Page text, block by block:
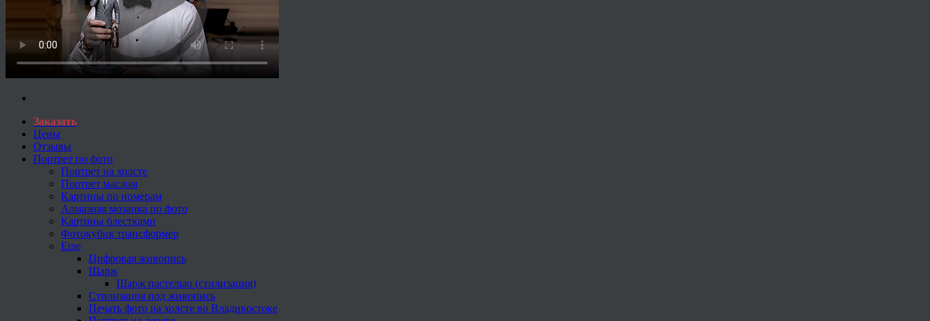
Заказать
Цены
Отзывы
Портрет по фото
Портрет на холсте
Портрет маслом
Картины по номерам
Алмазная мозаика по фото
Картины блестками
Фотокубик трансформер
Еще
Цифровая живопись
Шарж
Шарж пастелью (стилизация)
Стилизация под живопись
Печать фото на холсте во Владивостоке